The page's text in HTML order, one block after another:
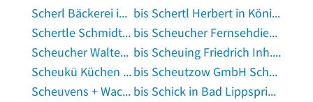
Scherl Bäckerei in Schwandorf, Bayern
bis Schertl Herbert in Königstein, Oberpfalz
Schertle Schmidt Sport in Waldshut-Tiengen
bis Scheucher Fernsehdienst in München
Scheucher Walter Rolladen in Gangkofen
bis Scheuing Friedrich Inh. Körner N. Zahnräder in Brühl, Baden
Scheukü Küchen Land GmbH in Saldenburg
bis Scheutzow GmbH Schrott- und Metallgroßhandel in Balingen
Scheuvens + Wachten Stadtplanung Projektentwicklung Architektur in Dortmund
bis Schick in Bad Lippspringe